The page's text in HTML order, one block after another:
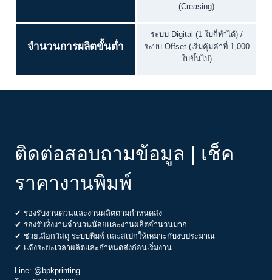
(Creasing)
จำนวนการผลิตขั้นต่ำ
ระบบ Digital (1 ใบก็ทำได้) /
ระบบ Offset (เริ่มคุ้มค่าที่ 1,000
ใบขึ้นไป)
ติดต่อสอบถามข้อมูล | เช็ค
ราคางานพิมพ์
✔ รองรับงานด่วนและงานผลิตตามกำหนดส่ง
✔ รองรับทั้งงานจำนวนน้อยและงานผลิตจำนวนมาก
✔ ช่วยเลือกวัสดุ ระบบพิมพ์ และสเปกให้เหมาะกับงบประมาณ
✔ แจ้งระยะเวลาผลิตและกำหนดส่งก่อนเริ่มงาน
Line: @bpkprinting